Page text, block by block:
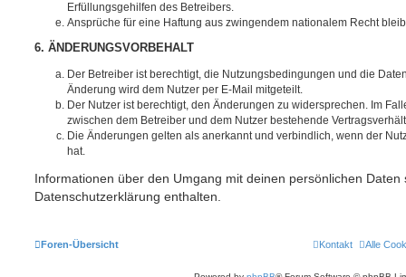
Erfüllungsgehilfen des Betreibers.
Ansprüche für eine Haftung aus zwingendem nationalem Recht
6. ÄNDERUNGSVORBEHALT
Der Betreiber ist berechtigt, die Nutzungsbedingungen und die
Änderung wird dem Nutzer per E-Mail mitgeteilt.
Der Nutzer ist berechtigt, den Änderungen zu widersprechen. Im
zwischen dem Betreiber und dem Nutzer bestehende
Die Änderungen gelten als anerkannt und verbindlich, wenn der
hat.
Informationen über den Umgang mit deinen persönlichen Daten
Datenschutzerklärung enthalten.
Foren-Übersicht Alle
Kontakt